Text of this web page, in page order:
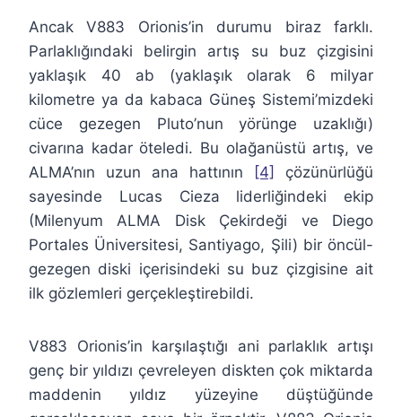
Ancak V883 Orionis’in durumu biraz farklı.
Parlaklığındaki belirgin artış su buz çizgisini
yaklaşık 40 ab (yaklaşık olarak 6 milyar
kilometre ya da kabaca Güneş Sistemi’mizdeki
cüce gezegen Pluto’nun yörünge uzaklığı)
civarına kadar öteledi. Bu olağanüstü artış, ve
ALMA’nın uzun ana hattının
[4]
çözünürlüğü
sayesinde Lucas Cieza liderliğindeki ekip
(Milenyum ALMA Disk Çekirdeği ve Diego
Portales Üniversitesi, Santiyago, Şili) bir öncül-
gezegen diski içerisindeki su buz çizgisine ait
ilk gözlemleri gerçekleştirebildi.
V883 Orionis’in karşılaştığı ani parlaklık artışı
genç bir yıldızı çevreleyen diskten çok miktarda
maddenin yıldız yüzeyine düştüğünde